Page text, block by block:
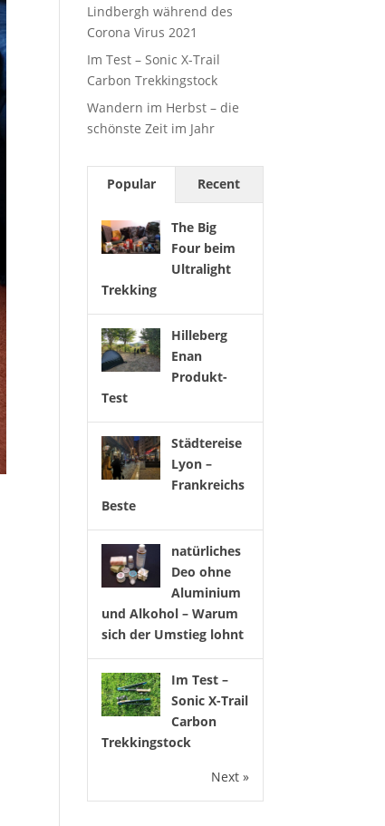
Lindbergh während des
Corona Virus 2021
Im Test – Sonic X-Trail
Carbon Trekkingstock
Wandern im Herbst – die
schönste Zeit im Jahr
Popular Recent
The Big
Four beim
Ultralight
Trekking
Hilleberg
Enan
Produkt-
Test
Städtereise
Lyon –
Frankreichs
Beste
natürliches
Deo ohne
Aluminium
und Alkohol – Warum
sich der Umstieg lohnt
Im Test –
Sonic X-Trail
Carbon
Trekkingstock
Next »